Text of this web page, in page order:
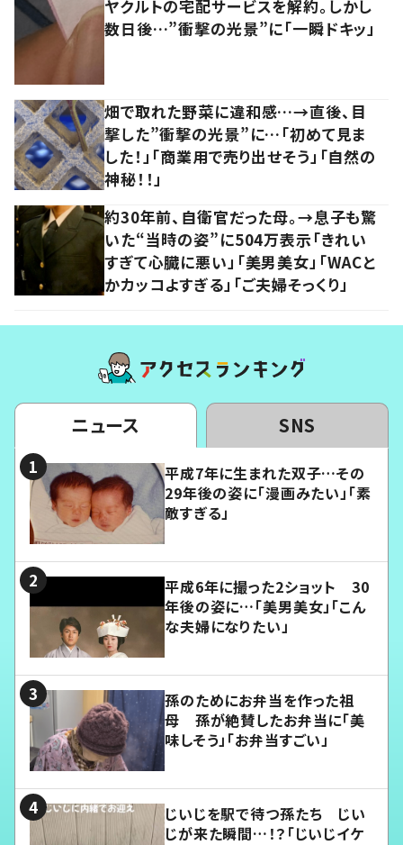
ヤクルトの宅配サービスを解約。しかし
数日後…”衝撃の光景”に「一瞬ドキッ」
畑で取れた野菜に違和感…→直後、目
撃した”衝撃の光景”に…「初めて見ま
した！」「商業用で売り出せそう」「自然の
神秘！！」
約30年前、自衛官だった母。→息子も驚
いた“当時の姿”に504万表示「きれい
すぎて心臓に悪い」「美男美女」「WACと
かカッコよすぎる」「ご夫婦そっくり」
ニュース SNS
平成7年に生まれた双子…その
29年後の姿に「漫画みたい」「素
敵すぎる」
平成6年に撮った2ショット 30
年後の姿に…「美男美女」「こん
な夫婦になりたい」
孫のためにお弁当を作った祖
母 孫が絶賛したお弁当に「美
味しそう」「お弁当すごい」
じいじを駅で待つ孫たち じい
じが来た瞬間…！？「じいじイケ